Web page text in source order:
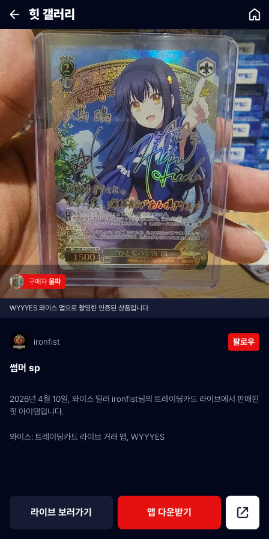
힛 갤러리
구매자 올파
WYYYES 와이스 앱으로 촬영한 인증된 상품입니다
ironfist 팔로우
썸머 sp
2026년 4월 10일, 와이스 딜러 ironfist님의 트레이딩카드 라이브에서 판매된
힛 아이템입니다.
와이스: 트레이딩카드 라이브 거래 앱, WYYYES
라이브 보러가기 앱 다운받기